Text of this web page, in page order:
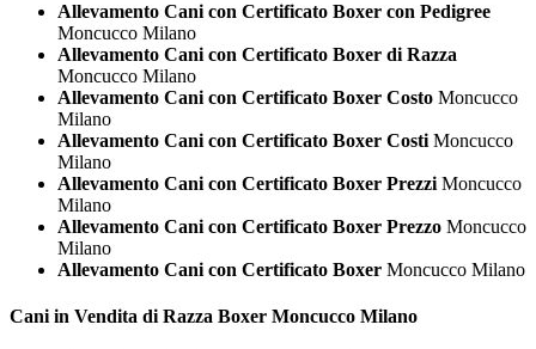
Allevamento Cani con Certificato Boxer con Pedigree
Moncucco Milano
Allevamento Cani con Certificato Boxer di Razza
Moncucco Milano
Allevamento Cani con Certificato Boxer Costo Moncucco
Milano
Allevamento Cani con Certificato Boxer Costi Moncucco
Milano
Allevamento Cani con Certificato Boxer Prezzi Moncucco
Milano
Allevamento Cani con Certificato Boxer Prezzo Moncucco
Milano
Allevamento Cani con Certificato Boxer Moncucco Milano
Cani in Vendita di Razza Boxer Moncucco Milano